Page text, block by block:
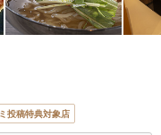
投稿特典対象店